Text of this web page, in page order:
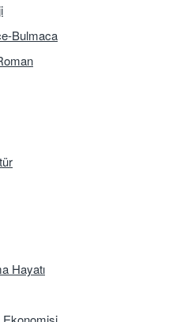
Bulmaca
Hayatı